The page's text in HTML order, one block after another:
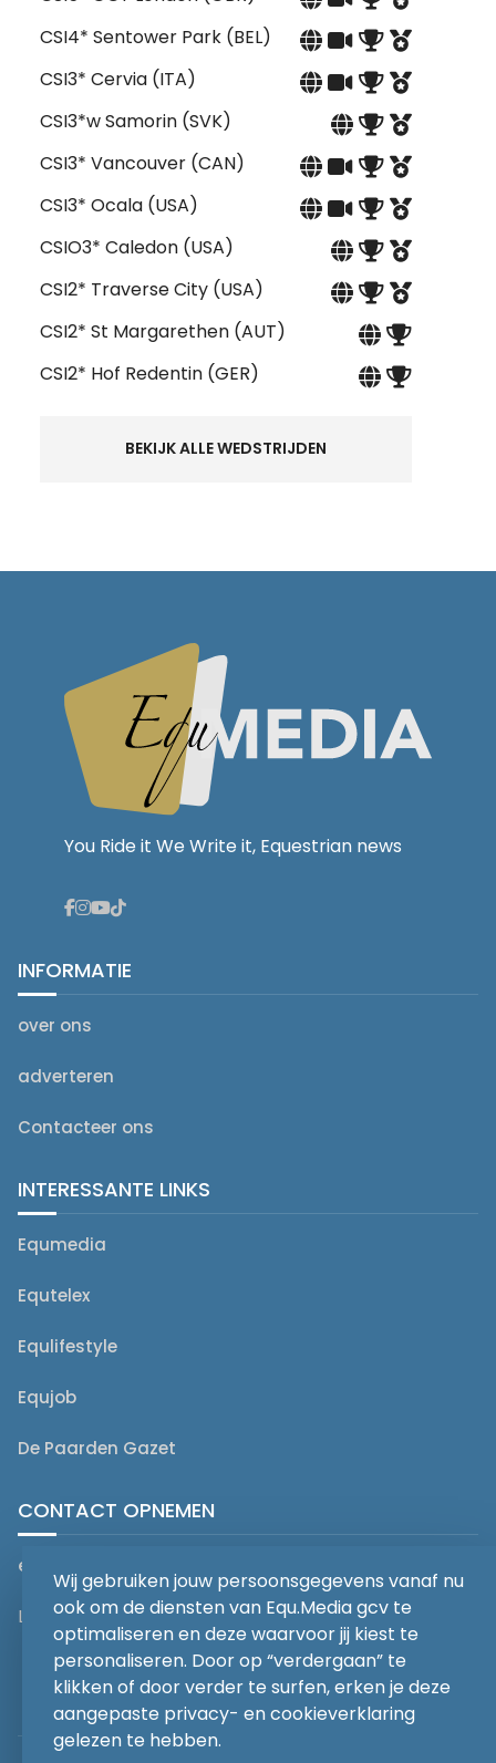
CSI4* Sentower Park (BEL)
CSI3* Cervia (ITA)
CSI3*w Samorin (SVK)
CSI3* Vancouver (CAN)
CSI3* Ocala (USA)
CSIO3* Caledon (USA)
CSI2* Traverse City (USA)
CSI2* St Margarethen (AUT)
CSI2* Hof Redentin (GER)
BEKIJK ALLE WEDSTRIJDEN
You Ride it We Write it, Equestrian news
INFORMATIE
over ons
adverteren
Contacteer ons
INTERESSANTE LINKS
Equmedia
Equtelex
Equlifestyle
Equjob
De Paarden Gazet
CONTACT OPNEMEN
editorial@equmedia.be
Langendamdreef 22 9880 Aalter België
Wij gebruiken jouw persoonsgegevens vanaf nu
ook om de diensten van Equ.Media gcv te
optimaliseren en deze waarvoor jij kiest te
personaliseren. Door op “verdergaan” te
klikken of door verder te surfen, erken je deze
aangepaste privacy- en cookieverklaring
gelezen te hebben.